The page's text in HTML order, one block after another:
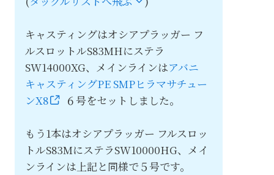
キャスティングはオシアプラッガー フ
ルスロットルS83MHにステラ
SW14000XG、メインラインはアバニ
キャスティングPE SMPヒラマサチュー
ンX8
６号をセットしました。
もう1本はオシアプラッガー フルスロッ
トルS83MにステラSW10000HG、メイ
ンラインは上記と同様で５号です。